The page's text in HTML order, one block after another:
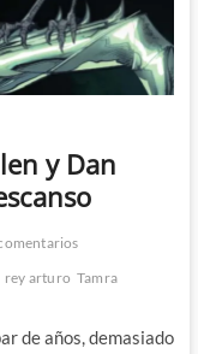
y Dan
rey arturo Tamra
de años, demasiado